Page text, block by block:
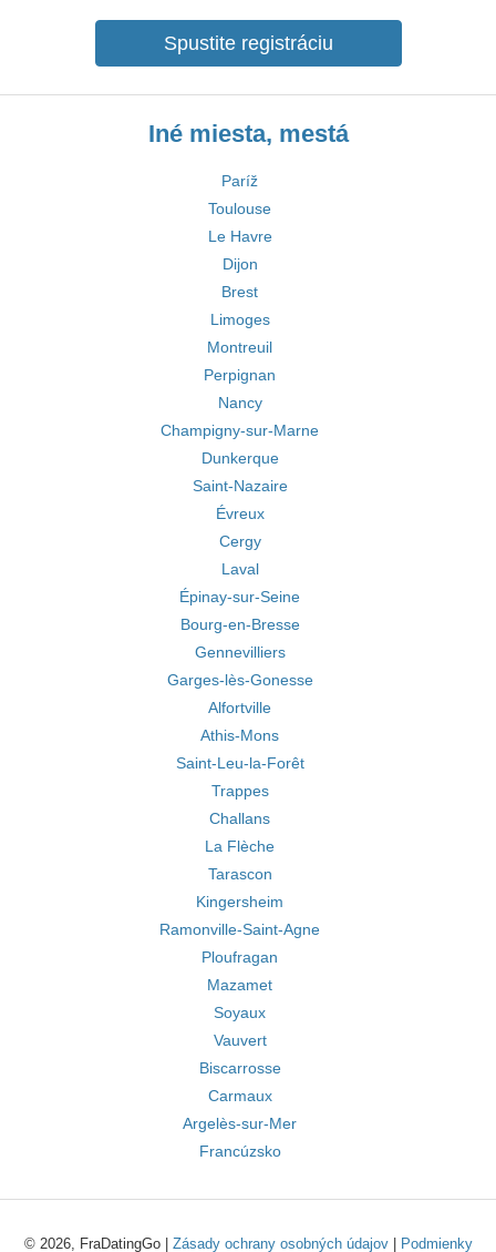
Spustite registráciu
Iné miesta, mestá
Paríž
Toulouse
Le Havre
Dijon
Brest
Limoges
Montreuil
Perpignan
Nancy
Champigny-sur-Marne
Dunkerque
Saint-Nazaire
Évreux
Cergy
Laval
Épinay-sur-Seine
Bourg-en-Bresse
Gennevilliers
Garges-lès-Gonesse
Alfortville
Athis-Mons
Saint-Leu-la-Forêt
Trappes
Challans
La Flèche
Tarascon
Kingersheim
Ramonville-Saint-Agne
Ploufragan
Mazamet
Soyaux
Vauvert
Biscarrosse
Carmaux
Argelès-sur-Mer
Francúzsko
© 2026, FraDatingGo | Zásady ochrany osobných údajov| Podmienky